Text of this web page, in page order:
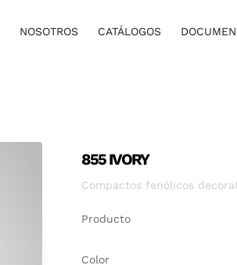
NOSOTROS CATÁLOGOS
855 IVORY
Compactos fenólicos
Producto
Color